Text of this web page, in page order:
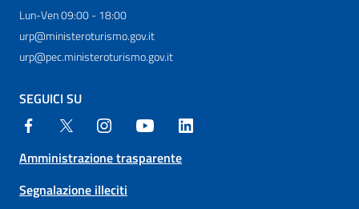
Lun-Ven 09:00 - 18:00
urp@ministeroturismo.gov.it
urp@pec.ministeroturismo.gov.it
SEGUICI SU
Amministrazione trasparente
Segnalazione illeciti